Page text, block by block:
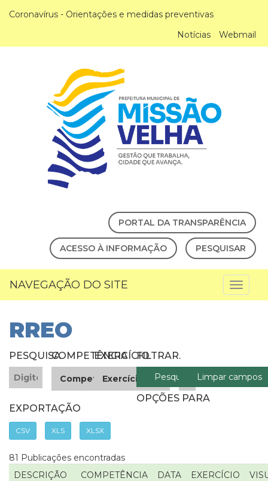
Coronavírus - Orientações e medidas preventivas
Notícias
Webmail
PORTAL DA TRANSPARÊNCIA
ACESSO À INFORMAÇÃO PESQUISAR
NAVEGAÇÃO DO SITE
RREO
PESQUISACOMPETÊNCIA
EXERCÍCIOFILTRAR.
OPÇÕES PARA
EXPORTAÇÃO
CSV XLS XLSX
81 Publicações encontradas
DESCRIÇÃO
COMPETÊNCIA DATA EXERCÍCIO